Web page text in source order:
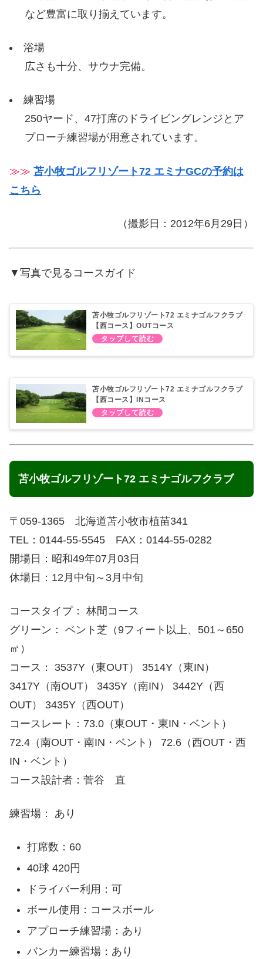
など豊富に取り揃えています。
浴場
広さも十分、サウナ完備。
練習場
250ヤード、47打席のドライビングレンジとア
プローチ練習場が用意されています。
≫≫ 苫小牧ゴルフリゾート72 エミナGCの予約は
こちら
（撮影日：2012年6月29日）
▼写真で見るコースガイド
苫小牧ゴルフリゾート72 エミナゴルフクラブ
【西コース】OUTコース
苫小牧ゴルフリゾート72 エミナゴルフクラブ
【西コース】INコース
苫小牧ゴルフリゾート72 エミナゴルフクラブ
〒059-1365 北海道苫小牧市植苗341
TEL：0144-55-5545 FAX：0144-55-0282
開場日：昭和49年07月03日
休場日：12月中旬～3月中旬
コースタイプ： 林間コース
グリーン： ベント芝（9フィート以上、501～650
㎡）
コース： 3537Y（東OUT） 3514Y（東IN）
3417Y（南OUT） 3435Y（南IN） 3442Y（西
OUT） 3435Y（西OUT）
コースレート：73.0（東OUT・東IN・ベント）
72.4（南OUT・南IN・ベント） 72.6（西OUT・西
IN・ベント）
コース設計者：菅谷 直
練習場： あり
打席数：60
40球 420円
ドライバー利用：可
ボール使用：コースボール
アプローチ練習場：あり
バンカー練習場：あり